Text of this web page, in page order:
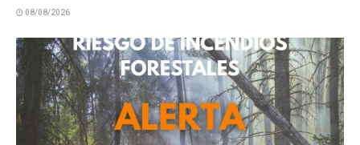
08/08/2026